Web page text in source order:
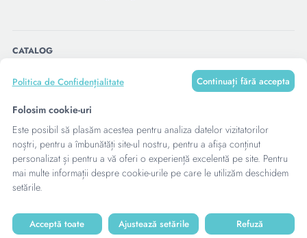
CATALOG
CONTACTE
Politica de Confidențialitate Continuați fără accepta
Folosim cookie-uri
Este posibil să plasăm acestea pentru analiza datelor vizitatorilor
noștri, pentru a îmbunătăți site-ul nostru, pentru a afișa conținut
personalizat și pentru a vă oferi o experiență excelentă pe site. Pentru
mai multe informații despre cookie-urile pe care le utilizăm deschidem
setările.
Acceptă toate Ajustează setările Refuză